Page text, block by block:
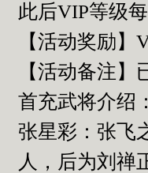
此后VIP等级
【活动奖励】
【活动备注
首充武将介绍
张星彩：张飞
人，后为刘禅